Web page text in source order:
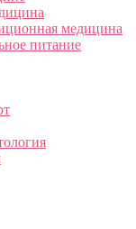
медицина
питание